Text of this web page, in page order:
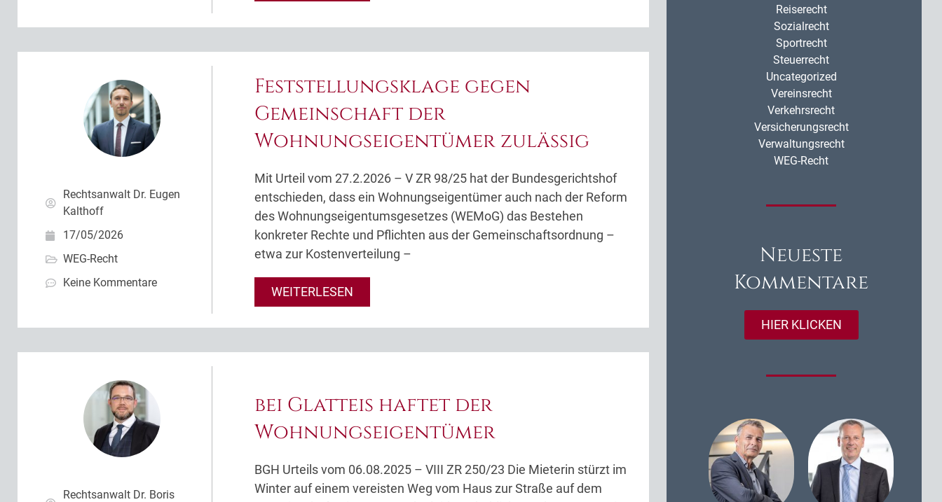
Rechtsanwalt Dr. Eugen
Kalthoff
17/05/2026
WEG-Recht
Keine Kommentare
Feststellungsklage gegen
Gemeinschaft der
Wohnungseigentümer zulässig
Mit Urteil vom 27.2.2026 – V ZR 98/25 hat der Bundesgerichtshof
entschieden, dass ein Wohnungseigentümer auch nach der Reform
des Wohnungseigentumsgesetzes (WEMoG) das Bestehen
konkreter Rechte und Pflichten aus der Gemeinschaftsordnung –
etwa zur Kostenverteilung –
WEITERLESEN
Rechtsanwalt Dr. Boris
bei Glatteis haftet der
Wohnungseigentümer
BGH Urteils vom 06.08.2025 – VIII ZR 250/23 Die Mieterin stürzt im
Winter auf einem vereisten Weg vom Haus zur Straße auf dem
Reiserecht
Sozialrecht
Sportrecht
Steuerrecht
Uncategorized
Vereinsrecht
Verkehrsrecht
Versicherungsrecht
Verwaltungsrecht
WEG-Recht
Neueste
Kommentare
HIER KLICKEN